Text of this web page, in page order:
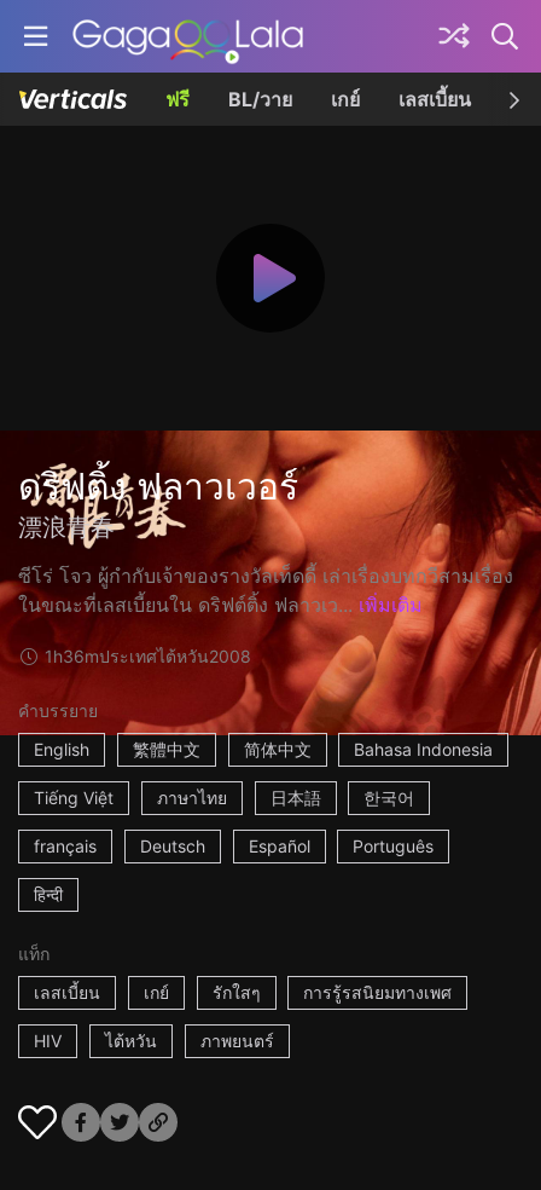
ฟรี BL/วาย เกย์ เลสเบี้ยน เค
ดริฟติ้ง ฟลาวเวอร์
漂浪青春
ซีโร่ โจว ผู้กำกับเจ้าของรางวัลเท็ดดี้ เล่าเรื่องบทกวีสามเรื่อง
ในขณะที่เลสเบี้ยนใน ดริฟต์ติ้ง ฟลาวเว... เพิ่มเติม
1h36mประเทศไต้หวัน2008
คำบรรยาย
English
繁體中文 简体中文 Bahasa Indonesia
Tiếng Việt ภาษาไทย 日本語 한국어
français Deutsch Español Português
हिन्दी
แท็ก
เลสเบี้ยน
เกย์ รักใสๆ การรู้รสนิยมทางเพศ
HIV ไต้หวัน ภาพยนตร์